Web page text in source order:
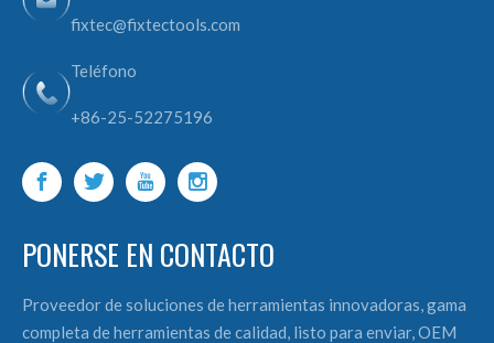
fixtec@fixtectools.com
Teléfono
+86-25-52275196
PONERSE EN CONTACTO
Proveedor de soluciones de herramientas innovadoras, gama
completa de herramientas de calidad, listo para enviar, OEM